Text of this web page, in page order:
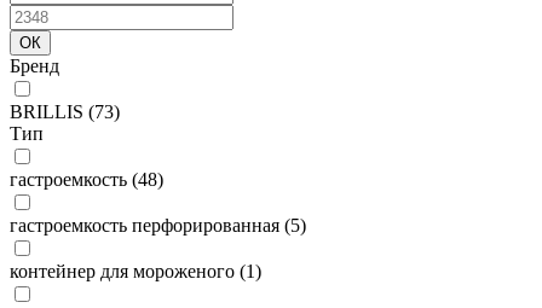
Бренд
BRILLIS (73)
Тип
гастроемкость (48)
гастроемкость перфорированная (5)
контейнер для мороженого (1)